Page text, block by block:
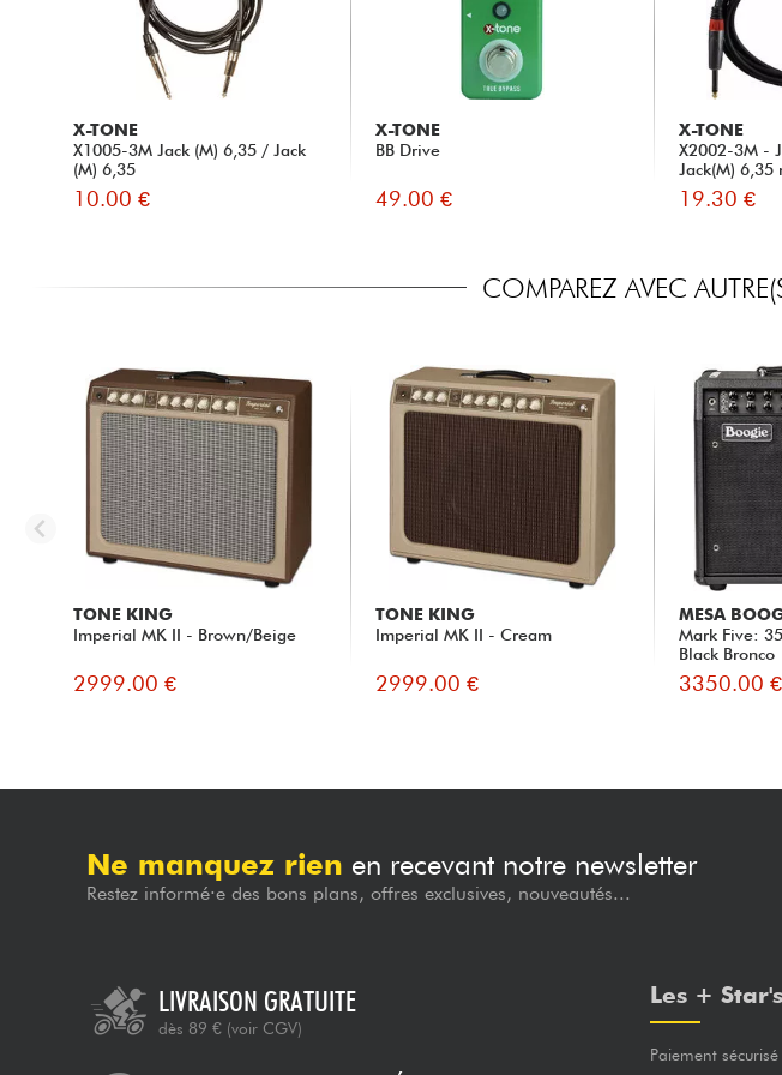
X-TONE
X1005-3M Jack (M) 6,35 / Jack
(M) 6,35
10.00 €
X-TONE
BB Drive
49.00 €
X-TONE
X2002-3M -
Jack(M) 6,35
19.30 €
COMPAREZ AVEC
TONE KING
Imperial MK II - Brown/Beige
2999.00 €
TONE KING
Imperial MK II - Cream
2999.00 €
MESA
Mark Five:
Black Bronco
3350.00 €
Ne manquez rien en recevant notre newsletter
Restez informé·e des bons plans, offres exclusives, nouveautés...
LIVRAISON GRATUITE
dès 89 € (voir CGV)
Les +
Paiement sécurisé